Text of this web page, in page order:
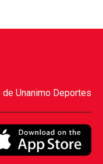
Unanimo Deportes